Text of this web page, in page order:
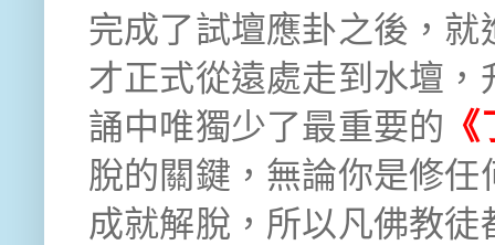
完成了試壇應卦之後，
才正式從遠處走到水壇
誦中唯獨少了最重要的
脫的關鍵，無論你是修
成就解脫，所以凡佛教